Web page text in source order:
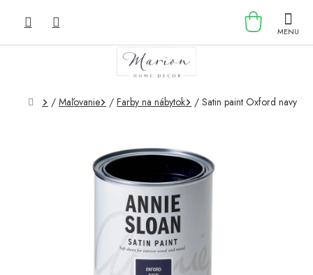
KOŠÍK
Domov
/ Maľovanie / Farby na nábytok / Satin paint Oxford navy